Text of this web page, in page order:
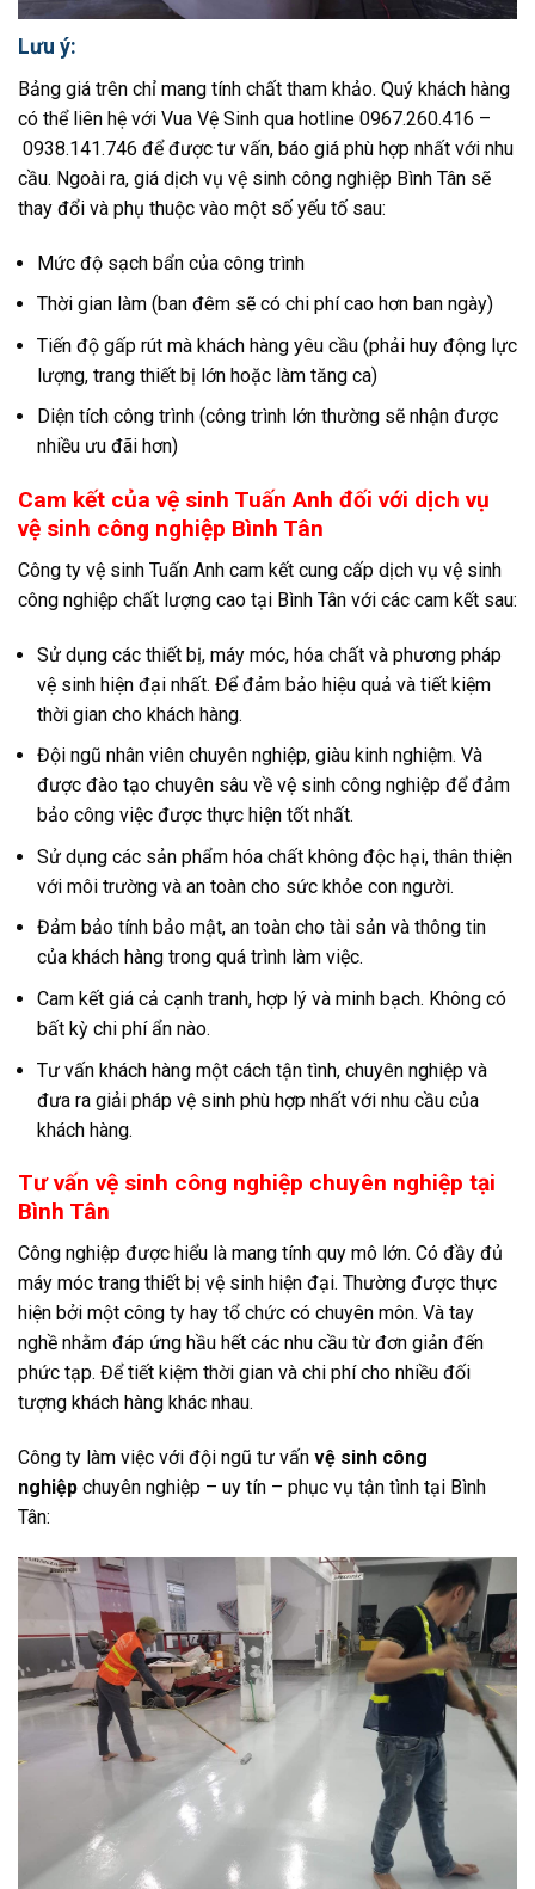
Lưu ý:
Bảng giá trên chỉ mang tính chất tham khảo. Quý khách hàng
có thể liên hệ với Vua Vệ Sinh qua hotline 0967.260.416 –
0938.141.746 để được tư vấn, báo giá phù hợp nhất với nhu
cầu. Ngoài ra, giá dịch vụ vệ sinh công nghiệp Bình Tân sẽ
thay đổi và phụ thuộc vào một số yếu tố sau:
Mức độ sạch bẩn của công trình
Thời gian làm (ban đêm sẽ có chi phí cao hơn ban ngày)
Tiến độ gấp rút mà khách hàng yêu cầu (phải huy động lực
lượng, trang thiết bị lớn hoặc làm tăng ca)
Diện tích công trình (công trình lớn thường sẽ nhận được
nhiều ưu đãi hơn)
Cam kết của vệ sinh Tuấn Anh đối với dịch vụ
vệ sinh công nghiệp Bình Tân
Công ty vệ sinh Tuấn Anh cam kết cung cấp dịch vụ vệ sinh
công nghiệp chất lượng cao tại Bình Tân với các cam kết sau:
Sử dụng các thiết bị, máy móc, hóa chất và phương pháp
vệ sinh hiện đại nhất. Để đảm bảo hiệu quả và tiết kiệm
thời gian cho khách hàng.
Đội ngũ nhân viên chuyên nghiệp, giàu kinh nghiệm. Và
được đào tạo chuyên sâu về vệ sinh công nghiệp để đảm
bảo công việc được thực hiện tốt nhất.
Sử dụng các sản phẩm hóa chất không độc hại, thân thiện
với môi trường và an toàn cho sức khỏe con người.
Đảm bảo tính bảo mật, an toàn cho tài sản và thông tin
của khách hàng trong quá trình làm việc.
Cam kết giá cả cạnh tranh, hợp lý và minh bạch. Không có
bất kỳ chi phí ẩn nào.
Tư vấn khách hàng một cách tận tình, chuyên nghiệp và
đưa ra giải pháp vệ sinh phù hợp nhất với nhu cầu của
khách hàng.
Tư vấn vệ sinh công nghiệp chuyên nghiệp tại
Bình Tân
Công nghiệp được hiểu là mang tính quy mô lớn. Có đầy đủ
máy móc trang thiết bị vệ sinh hiện đại. Thường được thực
hiện bởi một công ty hay tổ chức có chuyên môn. Và tay
nghề nhằm đáp ứng hầu hết các nhu cầu từ đơn giản đến
phức tạp. Để tiết kiệm thời gian và chi phí cho nhiều đối
tượng khách hàng khác nhau.
Công ty làm việc với đội ngũ tư vấn vệ sinh công
nghiệp chuyên nghiệp – uy tín – phục vụ tận tình tại Bình
Tân: